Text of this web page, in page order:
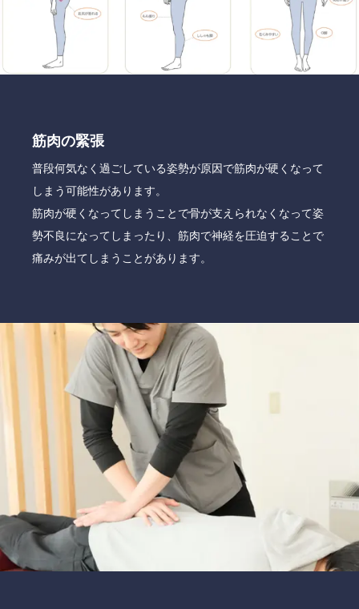
筋肉の緊張
普段何気なく過ごしている姿勢が原因で筋肉が硬くなって
しまう可能性があります。
筋肉が硬くなってしまうことで骨が支えられなくなって姿
勢不良になってしまったり、筋肉で神経を圧迫することで
痛みが出てしまうことがあります。